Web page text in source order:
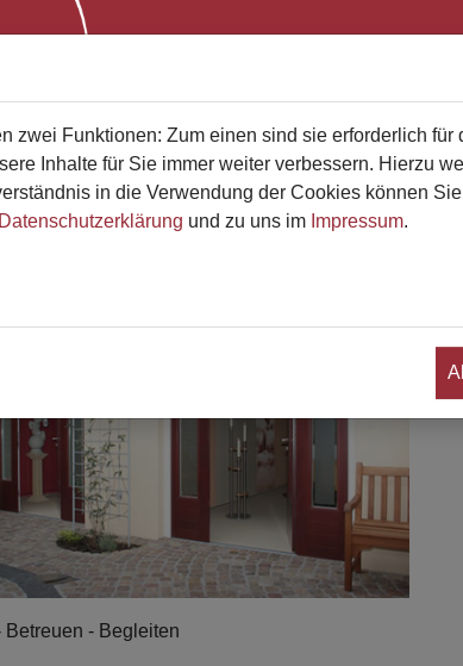
Bestattungen
Betreuen - Begleiten
zwei Funktionen: Zum einen sind sie erforderlich
Inhalte für Sie immer weiter verbessern. Hierzu
in die Verwendung der Cookies können
Datenschutzerklärung und zu uns im Impressum.